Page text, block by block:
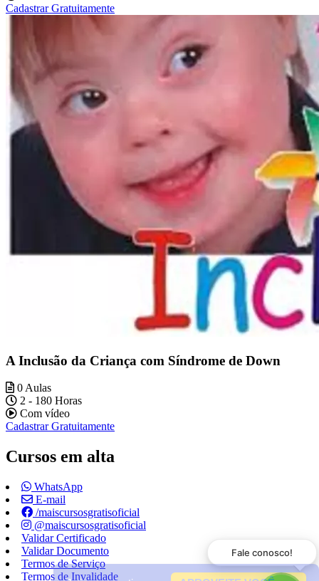
Cadastrar Gratuitamente
A Inclusão da Criança com Síndrome de Down
0 Aulas
2 - 180 Horas
Com vídeo
Cadastrar Gratuitamente
Cursos em alta
WhatsApp
E-mail
/maiscursosgratisoficial
@maiscursosgratisoficial
Validar Certificado
Validar Documento
Termos de Serviço
Termos de Invalidade
Fale conosco!